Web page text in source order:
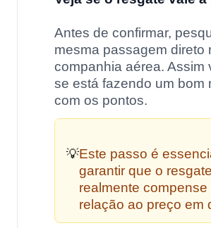
Antes de confirmar,
mesma passagem direto
companhia aérea. Assim
se está fazendo um bom
com os pontos.
💡Este passo é
garantir que o resgate
realmente compense
relação ao preço em